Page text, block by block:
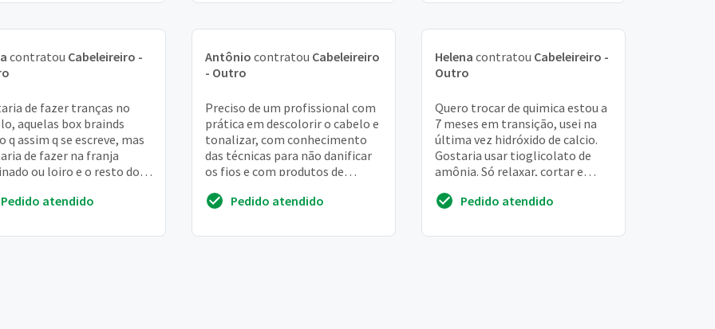
contratou Cabeleireiro -
de fazer tranças no
aquelas box brainds
q assim q se escreve, mas
de fazer na franja
ou loiro e o resto do
Pedido atendido
Antônio contratou Cabeleireiro
- Outro
Preciso de um profissional com
prática em descolorir o cabelo e
tonalizar, com conhecimento
das técnicas para não danificar
os fios e com produtos de
Pedido atendido
Helena contratou Cabeleireiro -
Outro
Quero trocar de quimica estou a
7 meses em transição, usei na
última vez hidróxido de calcio.
Gostaria usar tioglicolato de
amônia. Só relaxar, cortar e
Pedido atendido